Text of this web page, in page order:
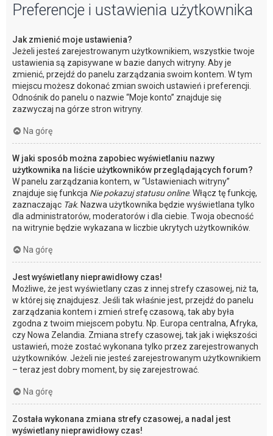
Preferencje i ustawienia użytkownika
Jak zmienić moje ustawienia?
Jeżeli jesteś zarejestrowanym użytkownikiem, wszystkie twoje
ustawienia są zapisywane w bazie danych witryny. Aby je
zmienić, przejdź do panelu zarządzania swoim kontem. W tym
miejscu możesz dokonać zmian swoich ustawień i preferencji.
Odnośnik do panelu o nazwie “Moje konto” znajduje się
zazwyczaj na górze stron witryny.
Na górę
W jaki sposób można zapobiec wyświetlaniu nazwy
użytkownika na liście użytkowników przeglądających forum?
W panelu zarządzania kontem, w “Ustawieniach witryny”
znajduje się funkcja Nie pokazuj statusu online. Włącz tę funkcję,
zaznaczając Tak. Nazwa użytkownika będzie wyświetlana tylko
dla administratorów, moderatorów i dla ciebie. Twoja obecność
na witrynie będzie wykazana w liczbie ukrytych użytkowników.
Na górę
Jest wyświetlany nieprawidłowy czas!
Możliwe, że jest wyświetlany czas z innej strefy czasowej, niż ta,
w której się znajdujesz. Jeśli tak właśnie jest, przejdź do panelu
zarządzania kontem i zmień strefę czasową, tak aby była
zgodna z twoim miejscem pobytu. Np. Europa centralna, Afryka,
czy Nowa Zelandia. Zmiana strefy czasowej, tak jak i większości
ustawień, może zostać wykonana tylko przez zarejestrowanych
użytkowników. Jeżeli nie jesteś zarejestrowanym użytkownikiem
– teraz jest dobry moment, by się zarejestrować.
Na górę
Została wykonana zmiana strefy czasowej, a nadal jest
wyświetlany nieprawidłowy czas!